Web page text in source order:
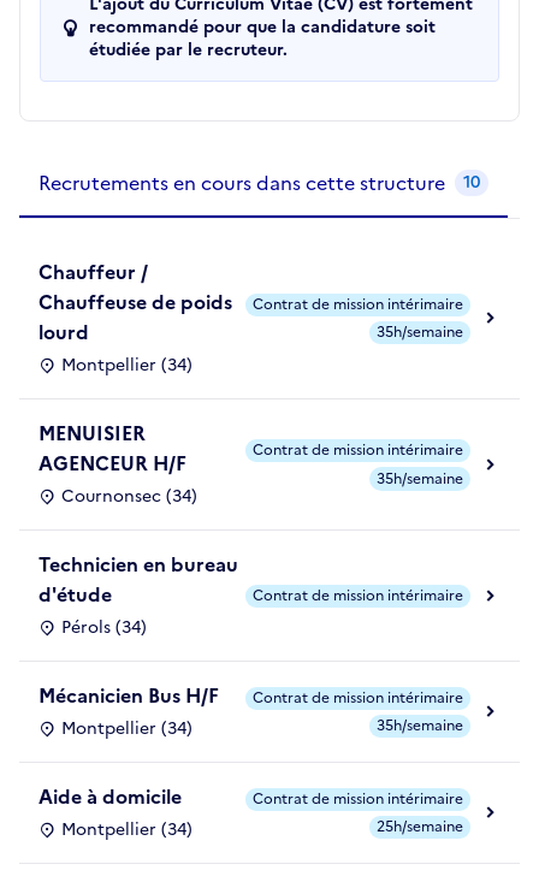
recommandé pour que la candidature soit
étudiée par le recruteur.
Recrutements en cours dans cette structure 10
Chauffeur /
Chauffeuse de poids
lourd
Montpellier (34)
Contrat de mission intérimaire
35h/semaine
MENUISIER
AGENCEUR H/F
Cournonsec (34)
Contrat de mission intérimaire
35h/semaine
Technicien en bureau
d'étude
Pérols (34)
Contrat de mission intérimaire
Mécanicien Bus H/F
Montpellier (34)
Contrat de mission intérimaire
35h/semaine
Aide à domicile
Montpellier (34)
Contrat de mission intérimaire
25h/semaine